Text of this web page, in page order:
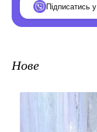
Підписатись у
Нове